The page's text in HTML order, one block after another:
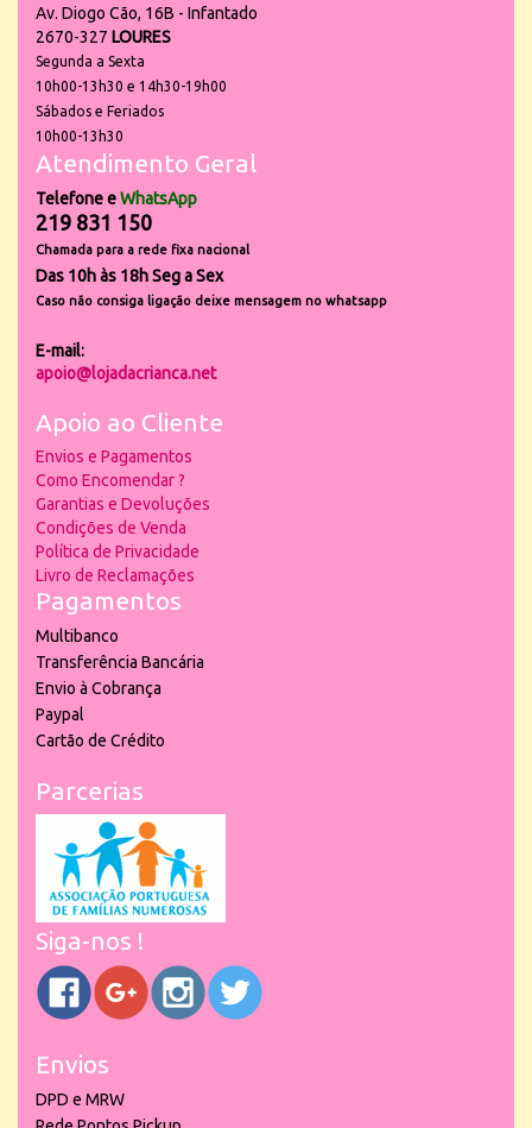
Av. Diogo Cão, 16B - Infantado
2670-327 LOURES
Segunda a Sexta
10h00-13h30 e 14h30-19h00
Sábados e Feriados
10h00-13h30
Atendimento Geral
Telefone eWhatsApp
219 831 150
Chamada para a rede fixa nacional
Das 10h às 18h Seg a Sex
Caso não consiga ligação deixe mensagem no whatsapp
E-mail:
apoio@lojadacrianca.net
Apoio ao Cliente
Envios e Pagamentos
Como Encomendar ?
Garantias e Devoluções
Condições de Venda
Política de Privacidade
Livro de Reclamações
Pagamentos
Multibanco
Transferência Bancária
Envio à Cobrança
Paypal
Cartão de Crédito
Parcerias
Siga-nos !
Envios
DPD e MRW